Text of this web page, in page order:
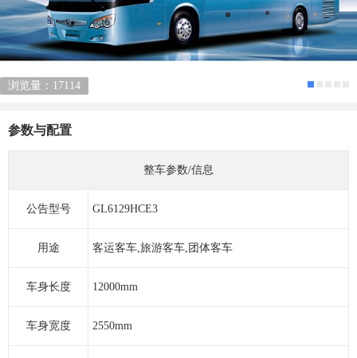
浏览量：17114
参数与配置
整车参数/信息
公告型号 GL6129HCE3
用途 客运客车,旅游客车,团体客车
车身长度 12000mm
车身宽度 2550mm